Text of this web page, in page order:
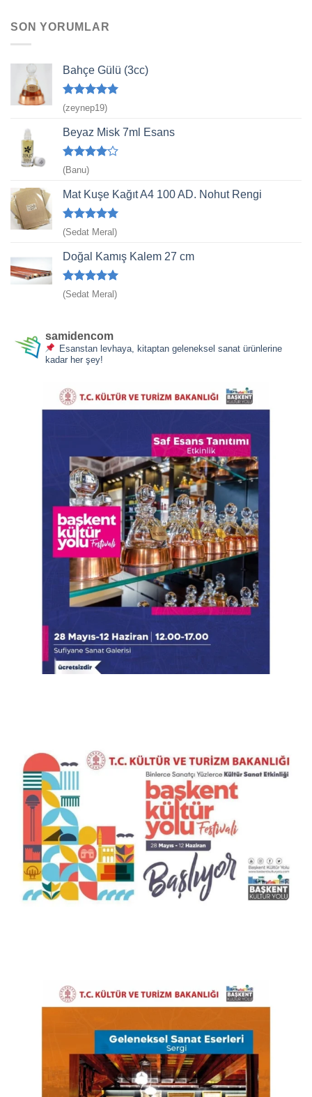
SON YORUMLAR
Bahçe Gülü (3cc)
5 üzerinden
5
oy aldı
(zeynep19)
Beyaz Misk 7ml Esans
5
üzerinden
4 oy aldı
(Banu)
Mat Kuşe Kağıt A4 100 AD. Nohut Rengi
5 üzerinden
5
(Sedat Meral)
Doğal Kamış Kalem 27 cm
5 üzerinden
5
(Sedat Meral)
samidencom
Esanstan levhaya, kitaptan geleneksel sanat ürünlerine
kadar her şey!